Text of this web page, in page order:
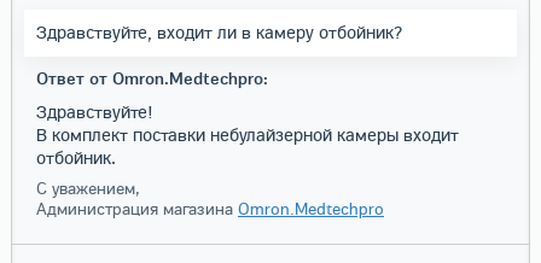
Здравствуйте, входит ли в камеру отбойник?
Ответ от Omron.Medtechpro:
Здравствуйте!
В комплект поставки небулайзерной камеры входит
отбойник.
С уважением,
Администрация магазина Omron.Medtechpro